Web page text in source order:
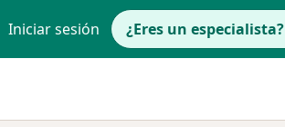
Iniciar sesión ¿Eres un especialista?